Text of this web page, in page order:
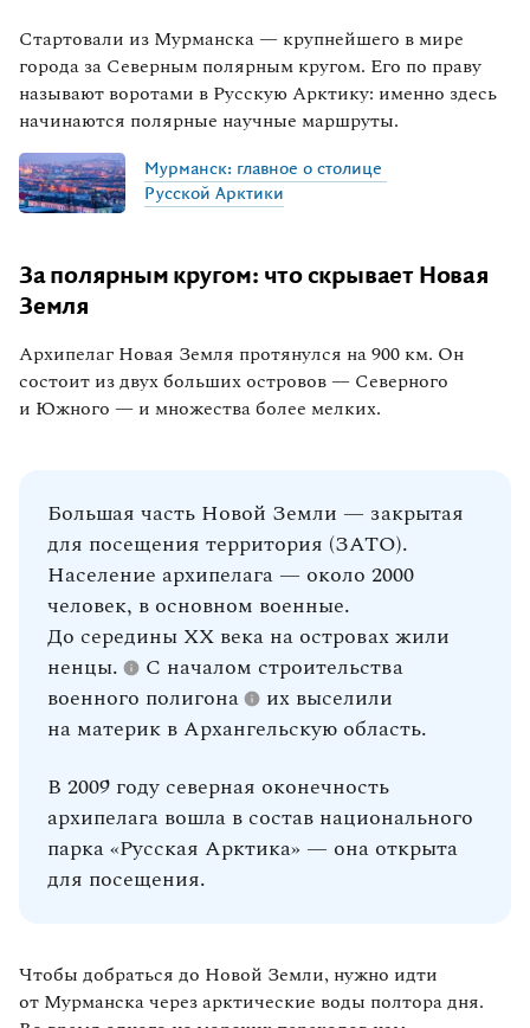
Стартовали из Мурманска — крупнейшего в мире
города за Северным полярным кругом. Его по праву
называют воротами в Русскую Арктику: именно здесь
начинаются полярные научные маршруты.
Мурманск: главное о столице
Русской Арктики
За полярным кругом: что скрывает Новая
Земля
Архипелаг Новая Земля протянулся на 900 км. Он
состоит из двух больших островов — Северного
и Южного — и множества более мелких.
Большая часть Новой Земли — закрытая
для посещения территория (ЗАТО).
Население архипелага — около 2000
человек, в основном военные.
До середины XX века на островах жили
ненцы.
С началом строительства
военного полигона
их выселили
на материк в Архангельскую область.
В 2009 году северная оконечность
архипелага вошла в состав национального
парка «Русская Арктика» — она открыта
для посещения.
Чтобы добраться до Новой Земли, нужно идти
от Мурманска через арктические воды полтора дня.